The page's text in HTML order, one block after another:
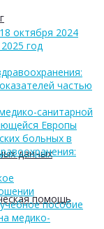
данных
помощь
октября 2024
год
частью
санитарной
Европы
больных в
пособие
медико-